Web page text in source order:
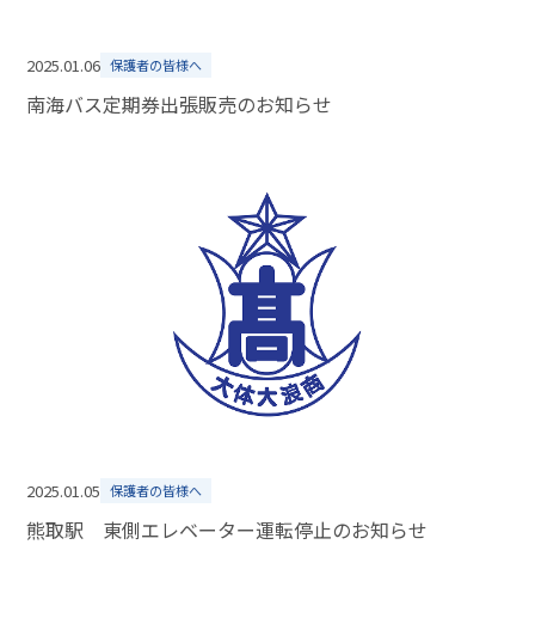
2025.01.06 保護者の皆様へ
南海バス定期券出張販売のお知らせ
2025.01.05 保護者の皆様へ
熊取駅 東側エレベーター運転停止のお知らせ